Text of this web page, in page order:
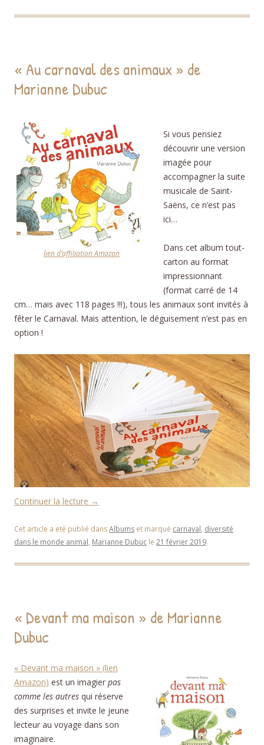
« Au carnaval des animaux » de
Marianne Dubuc
lien d’affiliation Amazon
Si vous pensiez
découvrir une version
imagée pour
accompagner la suite
musicale de Saint-
Saëns, ce n’est pas
ici…
Dans cet album tout-
carton au format
impressionnant
(format carré de 14
cm… mais avec 118 pages !!!), tous les animaux sont invités à
fêter le Carnaval. Mais attention, le déguisement n’est pas en
option !
Continuer la lecture →
Cet article a été publié dansAlbums et marqué carnaval, diversité
dans le monde animal, Marianne Dubuc le 21 février 2019.
« Devant ma maison » de Marianne
Dubuc
« Devant ma maison » (lien
Amazon) est un imagier pas
comme les autres qui réserve
des surprises et invite le jeune
lecteur au voyage dans son
imaginaire.